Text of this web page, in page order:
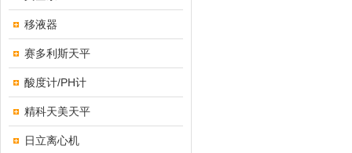
移液器
赛多利斯天平
酸度计/PH计
精科天美天平
日立离心机